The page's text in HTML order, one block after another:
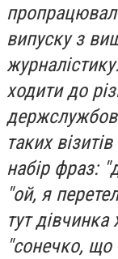
випуску з
ходити до
таких
набір фраз:
"ой, я
тут
"сонечко, що